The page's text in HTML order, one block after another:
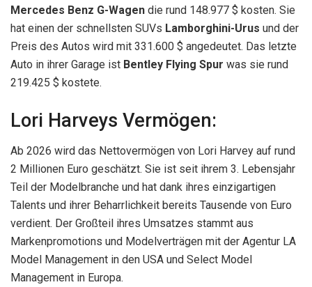
Mercedes Benz G-Wagen die rund 148.977 $ kosten. Sie
hat einen der schnellsten SUVs Lamborghini-Urus und der
Preis des Autos wird mit 331.600 $ angedeutet. Das letzte
Auto in ihrer Garage ist Bentley Flying Spur was sie rund
219.425 $ kostete.
Lori Harveys Vermögen:
Ab 2026 wird das Nettovermögen von Lori Harvey auf rund
2 Millionen Euro geschätzt. Sie ist seit ihrem 3. Lebensjahr
Teil der Modelbranche und hat dank ihres einzigartigen
Talents und ihrer Beharrlichkeit bereits Tausende von Euro
verdient. Der Großteil ihres Umsatzes stammt aus
Markenpromotions und Modelverträgen mit der Agentur LA
Model Management in den USA und Select Model
Management in Europa.